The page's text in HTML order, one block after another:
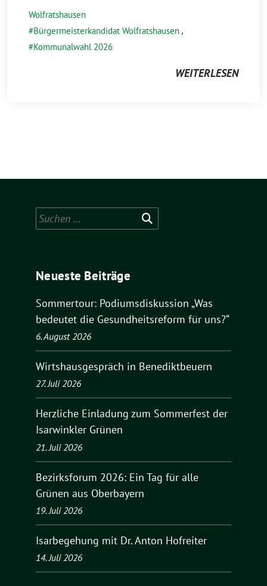
Wolfratshausen
Bürgermeisterkandidat Wolfratshausen,
Kommunalwahl 2026
WEITERLESEN
Suchen
nach:
Neueste Beiträge
Sommertour: Podiumsdiskussion „Was
bedeutet die Gesundheitsreform für uns?“
6. August 2026
Wirtshausgespräch in Benediktbeuern
27. Juli 2026
Herzliche Einladung zum Sommerfest der
Isarwinkler Grünen
21. Juli 2026
Bezirksforum 2026: Ein Tag für alle
Grünen aus Oberbayern
19. Juli 2026
Isarbegehung mit Dr. Anton Hofreiter
14. Juli 2026